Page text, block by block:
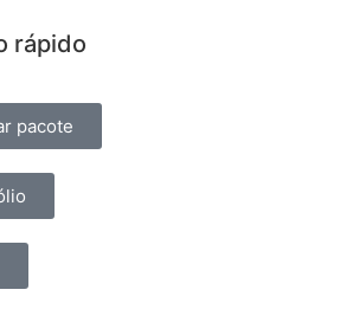
rápido
pacote